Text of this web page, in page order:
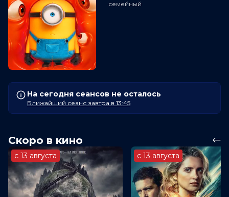
семейный
На сегодня сеансов не осталось
Ближайший сеанс завтра в 13:45
Скоро в кино
с 13 августа с 13 августа